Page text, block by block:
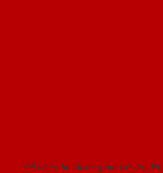
Để có cơ hội được giảm trừ lên đến